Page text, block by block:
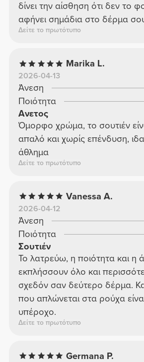
δίνει την αίσθηση ότι δεν το
αφήνει σημάδια στο δέρμα
Δείτε το πρωτότυπο
Marika L.
2026-04-13
Άνεση
Ποιότητα
Ανετος
Όμορφο χρώμα, το σουτιέν
απαλό και χωρίς επένδυση,
άθλημα
Δείτε το πρωτότυπο
Vanessa A.
2026-04-12
Άνεση
Ποιότητα
Σουτιέν
Το λατρεύω, η ποιότητα και η
εκπλήσσουν όλο και
σχεδόν σαν δεύτερο δέρμα.
που απλώνεται στα ρούχα
υπέροχο.
Δείτε το πρωτότυπο
Germana P.